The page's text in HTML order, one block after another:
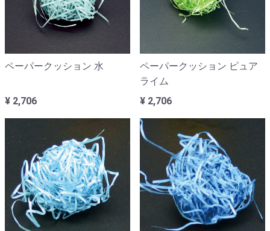
ペーパークッション 水
¥ 2,706
ペーパークッション ピュア
ライム
¥ 2,706